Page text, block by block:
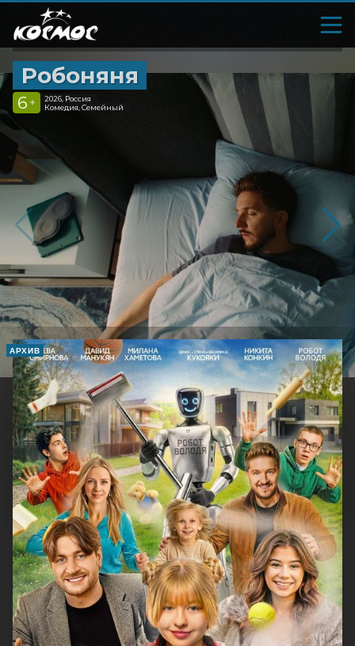
Робоняня
6 +
2026, Россия
Комедия, Семейный
АРХИВ